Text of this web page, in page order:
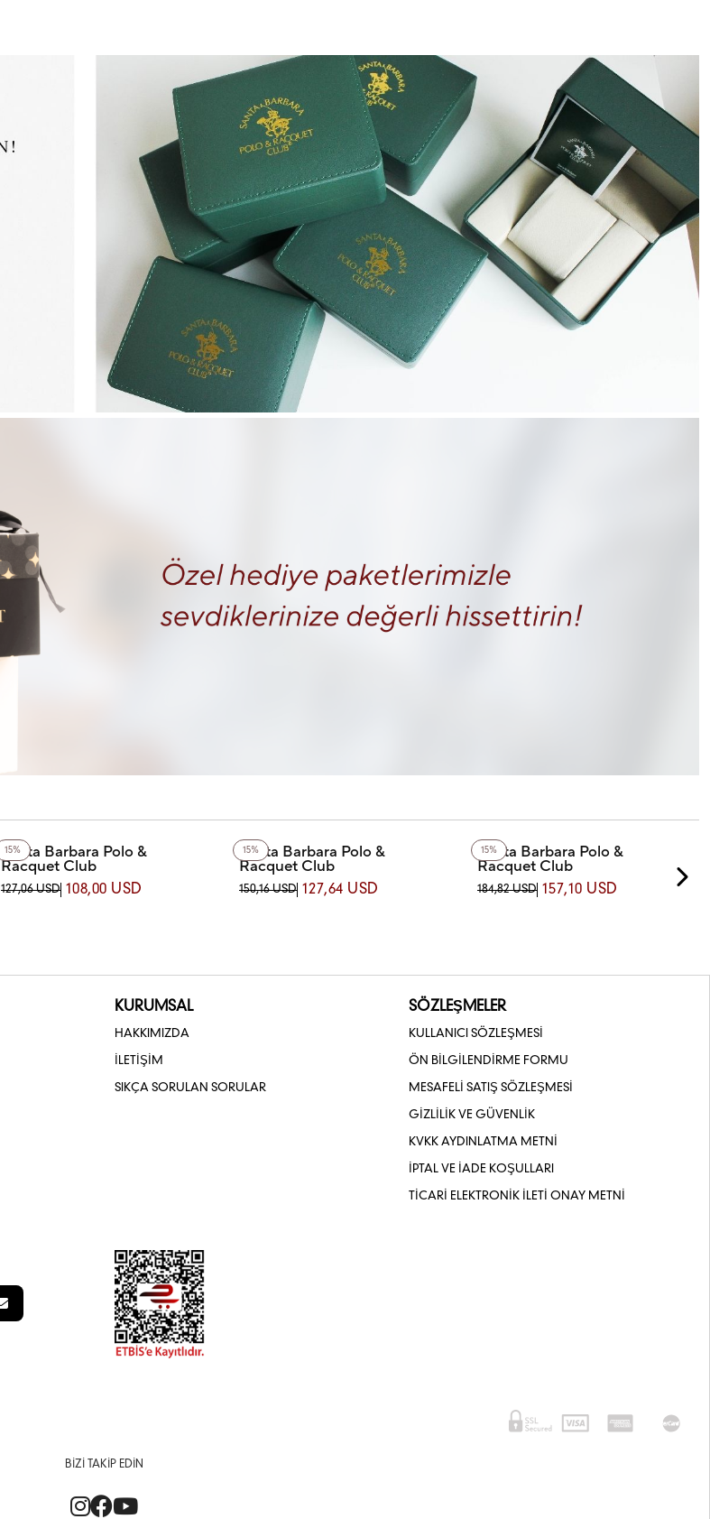
15%
Santa Barbara Polo &
Racquet Club
SB.1.10391.1 SANTA BARBARA POLO &
RACQUET CLUB KOL SAATİ
127,06 USD 108,00 USD
15%
Santa Barbara Polo &
Racquet Club
SB.8.10001-5 SANTA BARBARA
POLO & RACQUET CLUB KOL SAATİ
150,16 USD 127,64 USD
15%
Santa Barbara Polo &
Racquet Club
SB.1.10622-3 SANTA BARBARA POLO
& RACQUET CLUB KOL SAATİ
184,82 USD 157,10 USD
KURUMSAL
HAKKIMIZDA
İLETİŞİM
SIKÇA SORULAN SORULAR
SÖZLEŞMELER
KULLANICI SÖZLEŞMESİ
ÖN BİLGİLENDİRME FORMU
MESAFELİ SATIŞ SÖZLEŞMESİ
GİZLİLİK VE GÜVENLİK
KVKK AYDINLATMA METNİ
İPTAL VE İADE KOŞULLARI
TİCARİ ELEKTRONİK İLETİ ONAY METNİ
BIZI TAKIP EDIN